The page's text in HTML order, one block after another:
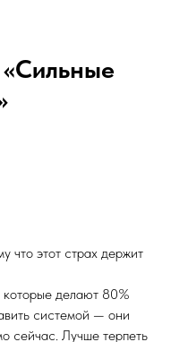
что этот страх держит
которые делают 80%
системой — они
сейчас. Лучше терпеть